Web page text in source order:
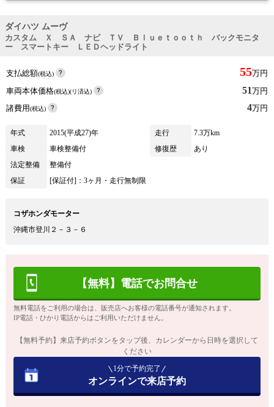
ダイハツ ムーヴ
カスタム Ｘ ＳＡ ナビ ＴＶ Ｂｌｕｅｔｏｏｔｈ バックモニタ
ー スマートキー ＬＥＤヘッドライト
支払総額(税込) 55万円
車両本体価格(税込)(リ済込) 51万円
諸費用(税込) 4万円
年式 2015(平成27)年 走行
7.3万km
車検
車検整備付 修復歴
あり
法定整備
整備付
保証
[保証付]：3ヶ月・走行無制限
コザホンダモーター
沖縄市登川２－３－６
【無料】電話でお問合せ
無料電話をご利用の場合は、販売店へお客様の電話番号が通知されます。
IP電話・ひかり電話からはご利用いただけません。
【無料予約】来店予約ボタンをタップ後、カレンダーから日時を選択して
ください
1分で予約完了
オンラインで来店予約